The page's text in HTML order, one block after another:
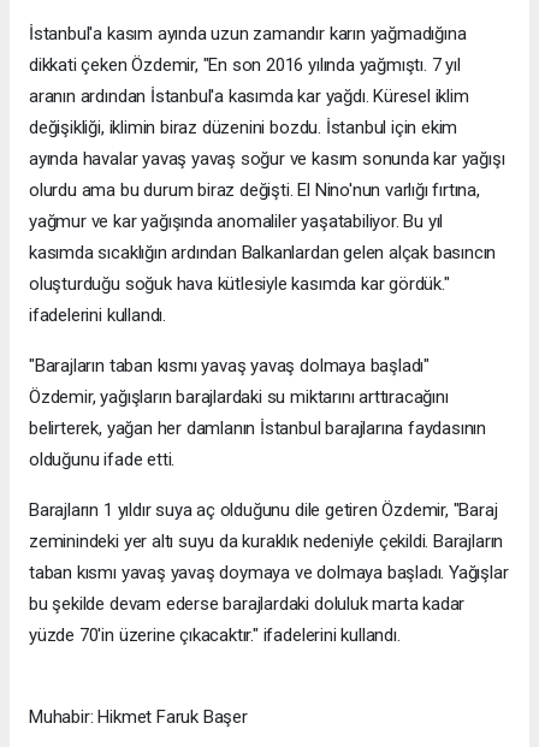
İstanbul'a kasım ayında uzun zamandır karın yağmadığına
dikkati çeken Özdemir, "En son 2016 yılında yağmıştı. 7 yıl
aranın ardından İstanbul'a kasımda kar yağdı. Küresel iklim
değişikliği, iklimin biraz düzenini bozdu. İstanbul için ekim
ayında havalar yavaş yavaş soğur ve kasım sonunda kar yağışı
olurdu ama bu durum biraz değişti. El Nino'nun varlığı fırtına,
yağmur ve kar yağışında anomaliler yaşatabiliyor. Bu yıl
kasımda sıcaklığın ardından Balkanlardan gelen alçak basıncın
oluşturduğu soğuk hava kütlesiyle kasımda kar gördük."
ifadelerini kullandı.
"Barajların taban kısmı yavaş yavaş dolmaya başladı"
Özdemir, yağışların barajlardaki su miktarını arttıracağını
belirterek, yağan her damlanın İstanbul barajlarına faydasının
olduğunu ifade etti.
Barajların 1 yıldır suya aç olduğunu dile getiren Özdemir, "Baraj
zeminindeki yer altı suyu da kuraklık nedeniyle çekildi. Barajların
taban kısmı yavaş yavaş doymaya ve dolmaya başladı. Yağışlar
bu şekilde devam ederse barajlardaki doluluk marta kadar
yüzde 70'in üzerine çıkacaktır." ifadelerini kullandı.
Muhabir: Hikmet Faruk Başer